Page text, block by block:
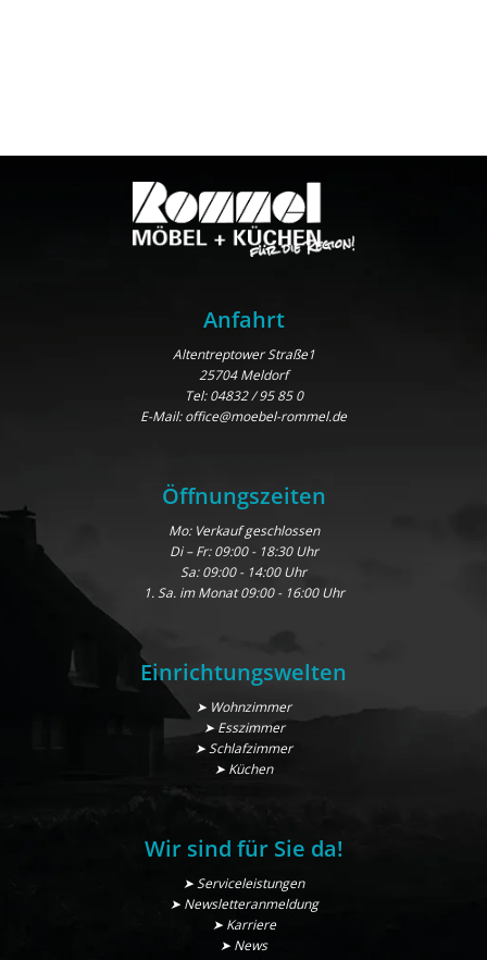
Anfahrt
Altentreptower Straße1
25704 Meldorf
Tel:04832 / 95 85 0
E-Mail:office@moebel-rommel.de
Öffnungszeiten
Mo: Verkauf geschlossen
Di – Fr: 09:00 - 18:30 Uhr
Sa: 09:00 - 14:00 Uhr
1. Sa. im Monat 09:00 - 16:00 Uhr
Einrichtungswelten
➤ Wohnzimmer
➤ Esszimmer
➤ Schlafzimmer
➤ Küchen
Wir sind für Sie da!
➤ Serviceleistungen
➤ Newsletteranmeldung
➤ Karriere
➤ News